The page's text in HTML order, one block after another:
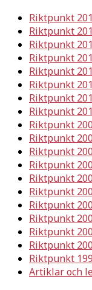
Riktpunkt
Riktpunkt
Riktpunkt
Riktpunkt
Riktpunkt
Riktpunkt
Riktpunkt
Riktpunkt
Riktpunkt
Riktpunkt
Riktpunkt
Riktpunkt
Riktpunkt
Riktpunkt
Riktpunkt
Riktpunkt
Riktpunkt
Riktpunkt
Riktpunkt
Artiklar och